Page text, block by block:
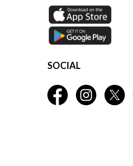
SOCIAL